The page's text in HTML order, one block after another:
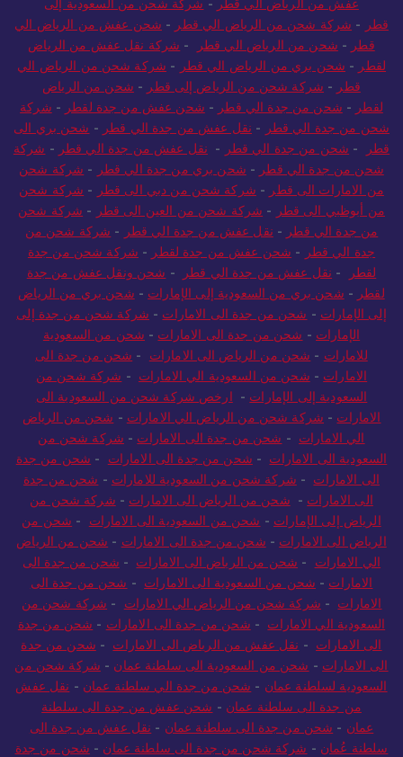
عفش من الرياض الي قطر - شركة شحن من السعودية إلى
قطر - شركة شحن من الرياض الي قطر - شحن عفش من الرياض الي
قطر - شحن من الرياض الي قطر - شركة نقل عفش من الرياض
لقطر - شحن بري من الرياض الي قطر - شركة شحن من الرياض الي
قطر - شركة شحن من الرياض إلى قطر - شحن من الرياض
لقطر - شحن من جدة الي قطر - شحن عفش من جدة لقطر - شركة
شحن من جدة الي قطر - نقل عفش من جدة الي قطر - شحن بري الى
قطر
- شحن من جدة الي قطر - نقل عفش من جدة الي قطر - شركة
شحن من جدة الي قطر - شحن بري من جدة الي قطر - شركة شحن
من الامارات الى قطر - شركة شحن من دبي الى قطر - شركة شحن
من أبوظبي الى قطر - شركة شحن من العين الى قطر - شركة شحن
من جدة الي قطر - نقل عفش من جدة الي قطر - شركة شحن من
جدة الي قطر - شحن عفش من جدة لقطر - شركة شحن من جدة
لقطر
- نقل عفش من جدة الي قطر - شحن ونقل عفش من جدة
لقطر - شحن بري من السعودية إلى الإمارات - شحن بري من الرياض
إلى الإمارات - شحن من جدة الى الامارات - شركة شحن من جدة إلى
الإمارات - شحن من جدة الى الامارات - شحن من السعودية
للامارات - شحن من الرياض الى الامارات - شحن من جدة الى
الامارات - شحن من السعودية الي الامارات - شركة شحن من
السعودية إلى الإمارات - ارخص شركة شحن من السعودية الى
الامارات - شركة شحن من الرياض الي الامارات - شحن من الرياض
الي الامارات - شحن من جدة الى الامارات - شركة شحن من
السعودية الى الامارات - شحن من جدة الى الامارات - شحن من جدة
الى الامارات - شركة شحن من السعودية للامارات - شحن من جدة
الى الامارات - شحن من الرياض الى الامارات - شركة شحن من
الرياض إلى الإمارات - شحن من السعودية الى الامارات - شحن من
الرياض الى الامارات - شحن من جدة الى الامارات - شحن من الرياض
الي الامارات - شحن من الرياض الى الامارات - شحن من جدة الى
الامارات - شحن من السعودية الى الامارات - شحن من جدة الى
الامارات - شركة شحن من الرياض الي الامارات - شركة شحن من
السعودية الي الامارات - شحن من جدة الى الامارات - شحن من جدة
الى الامارات - نقل عفش من الرياض الى الامارات - شحن من جدة
الى الامارات - شحن من السعودية الى سلطنة عمان - شركة شحن من
السعودية لسلطنة عمان - شحن من جدة الي سلطنة عمان - نقل عفش
من جدة الى سلطنة عمان - شحن عفش من جدة الى سلطنة
عمان - شحن من جدة الى سلطنة عمان - نقل عفش من جدة الى
سلطنة عُمان - شركة شحن من جدة الى سلطنة عمان - شحن من جدة